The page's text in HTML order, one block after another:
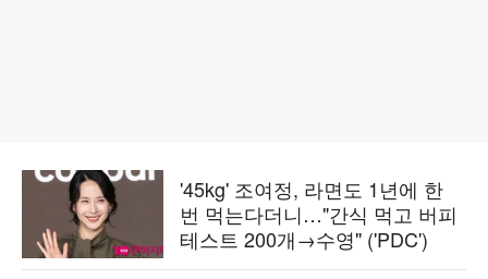
'45kg' 조여정, 라면도 1년에 한
번 먹는다더니…"간식 먹고 버피
테스트 200개→수영" ('PDC')